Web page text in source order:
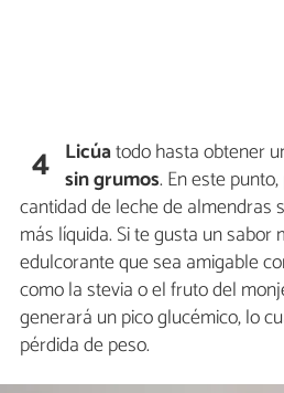
4 Licúatodo hasta obtener
sin grumos. En este
cantidad de leche de almendras
más líquida. Si te gusta un sabor
edulcorante que sea amigable
como la stevia o el fruto del
generará un pico glucémico, lo
pérdida de peso.